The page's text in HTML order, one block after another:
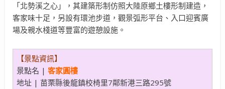
「北勢溪之心」，其建築形制仿照大陸原鄉土樓形制建造，
客家味十足，另設有環池步道，觀景弧形平台、入口迎賓廣
場及親水棧道等豐富的遊憩設施。
【景點資訊】
景點名 | 客家圓樓
地址 | 苗栗縣後龍鎮校椅里7鄰新港三路295號